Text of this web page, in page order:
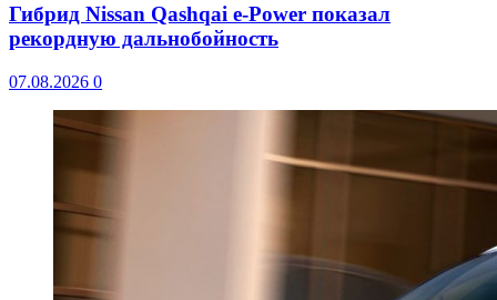
Гибрид Nissan Qashqai e-Power показал
рекордную дальнобойность
07.08.2026 0